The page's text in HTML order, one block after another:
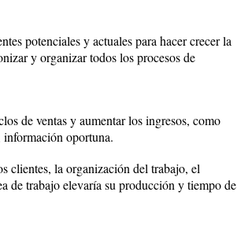
potenciales y actuales para hacer crecer la
y organizar todos los procesos de
de ventas y aumentar los ingresos, como
oportuna.
clientes, la organización del trabajo, el
de trabajo elevaría su producción y tiempo de